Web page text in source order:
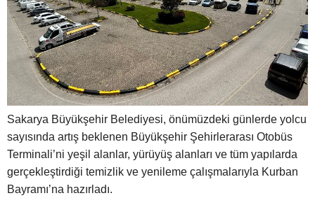
Sakarya Büyükşehir Belediyesi, önümüzdeki günlerde yolcu
sayısında artış beklenen Büyükşehir Şehirlerarası Otobüs
Terminali’ni yeşil alanlar, yürüyüş alanları ve tüm yapılarda
gerçekleştirdiği temizlik ve yenileme çalışmalarıyla Kurban
Bayramı’na hazırladı.